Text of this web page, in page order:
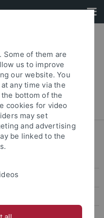
Joachim Lang
Some of them are
us to improve
our website. You
any time via the
bottom of the
cookies for video
may set
and advertising
be linked to the